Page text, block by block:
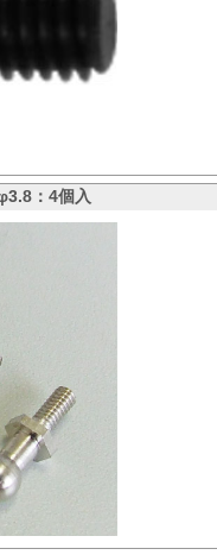
：4個入